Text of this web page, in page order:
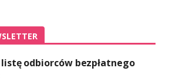
listę odbiorców bezpłatnego